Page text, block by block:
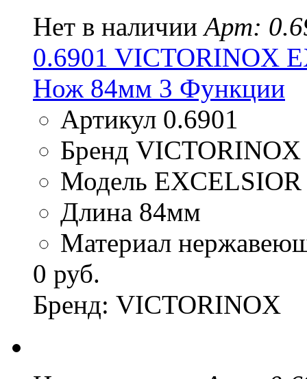
Нет в наличии Арт:
0.6901 VICTORINOX
Нож 84мм 3 Функции
Артикул 0.6901
Бренд VICTORINOX
Модель
Длина 84мм
Материал
0 руб.
Бренд: VICTORINOX